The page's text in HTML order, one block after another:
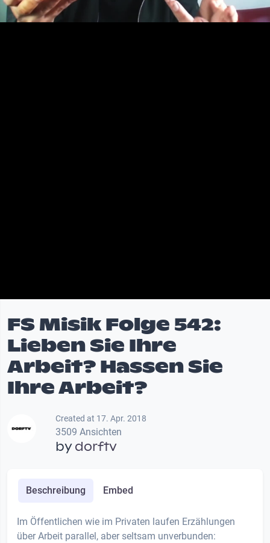
FS Misik Folge 542:
Lieben Sie Ihre
Arbeit? Hassen Sie
Ihre Arbeit?
Created at 17. Apr. 2018
3509 Ansichten
bydorftv
Beschreibung Embed
Im Öffentlichen wie im Privaten laufen Erzählungen
über Arbeit parallel, aber seltsam unverbunden: